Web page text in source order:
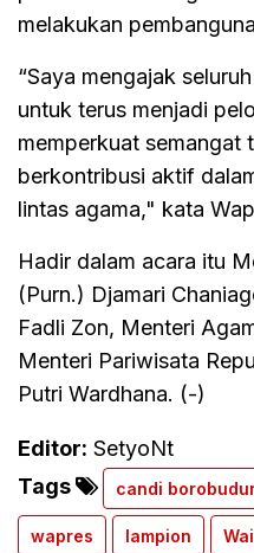
melakukan
“Saya mengajak
untuk terus menjadi
memperkuat semangat
berkontribusi aktif
lintas agama," kata
Hadir dalam acara itu
(Purn.) Djamari
Fadli Zon, Menteri
Menteri Pariwisata
Putri Wardhana. (-)
Editor: SetyoNt
Tags
candi
wapres lampion